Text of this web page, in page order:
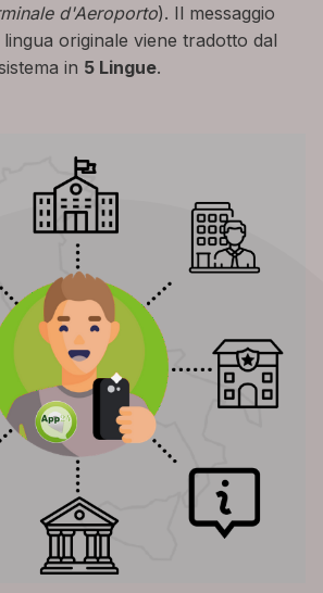
d'Aeroporto). Il messaggio
originale viene tradotto dal
in 5 Lingue.